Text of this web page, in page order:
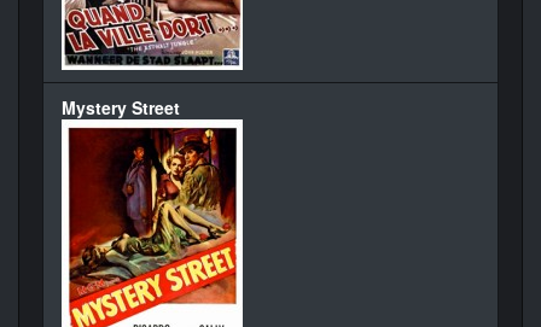
Mystery Street